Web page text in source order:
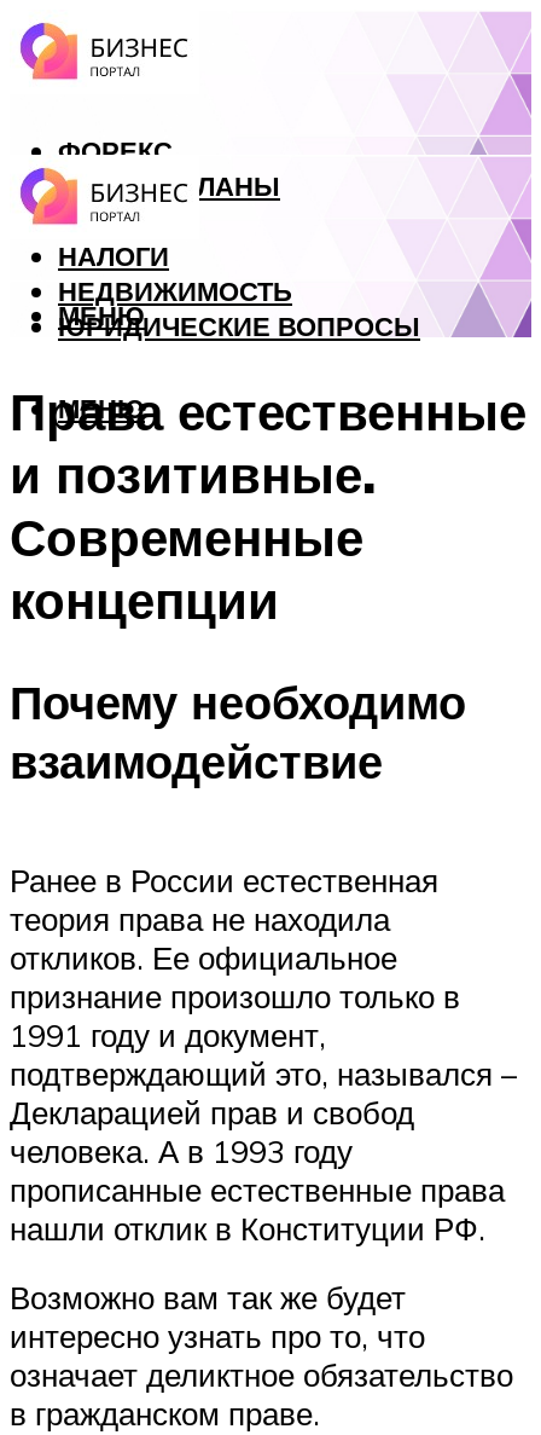
ФОРЕКС
БИЗНЕС ПЛАНЫ
КРЕДИТЫ
НАЛОГИ
НЕДВИЖИМОСТЬ
ЮРИДИЧЕСКИЕ ВОПРОСЫ
МЕНЮ
МЕНЮ
Права естественные
и позитивные.
Современные
концепции
Почему необходимо
взаимодействие
Ранее в России естественная
теория права не находила
откликов. Ее официальное
признание произошло только в
1991 году и документ,
подтверждающий это, назывался –
Декларацией прав и свобод
человека. А в 1993 году
прописанные естественные права
нашли отклик в Конституции РФ.
Возможно вам так же будет
интересно узнать про то, что
означает деликтное обязательство
в гражданском праве.